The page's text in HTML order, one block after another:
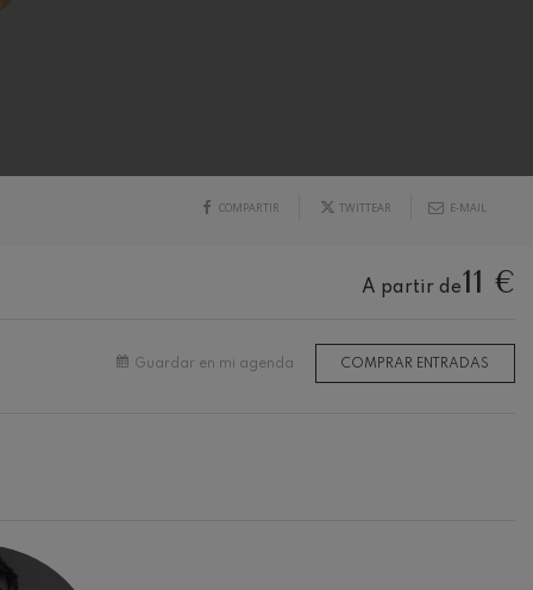
COMPARTIR TWITTEAR E-MAIL
Guardar en mi agenda COMPRAR ENTRADAS
A partir de11 €